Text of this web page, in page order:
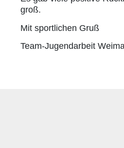
groß.
Mit sportlichen Gruß
Team-Jugendarbeit